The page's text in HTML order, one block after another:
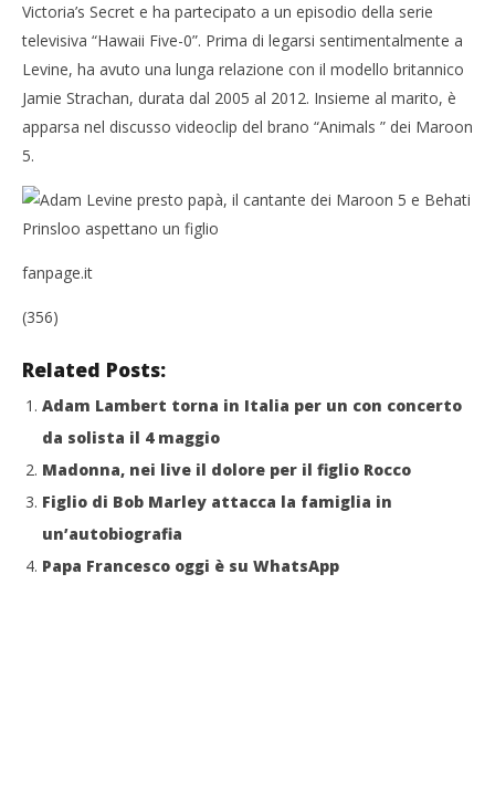
Victoria’s Secret e ha partecipato a un episodio della serie
televisiva “Hawaii Five-0”. Prima di legarsi sentimentalmente a
Levine, ha avuto una lunga relazione con il modello britannico
Jamie Strachan, durata dal 2005 al 2012. Insieme al marito, è
apparsa nel discusso videoclip del brano “Animals ” dei Maroon
5.
fanpage.it
(356)
Related Posts:
Adam Lambert torna in Italia per un con concerto
da solista il 4 maggio
Madonna, nei live il dolore per il figlio Rocco
Figlio di Bob Marley attacca la famiglia in
un’autobiografia
Papa Francesco oggi è su WhatsApp